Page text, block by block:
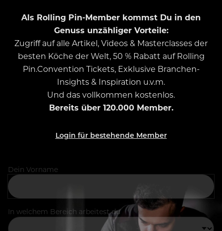
Als Rolling Pin-Member kommst Du in den
Genuss unzähliger Vorteile:
Zugriff auf alle Artikel, Videos & Masterclasses der
besten Köche der Welt, 50 % Rabatt auf Rolling
Pin.Convention Tickets, Exklusive Branchen-
Insights & Inspiration u.v.m.
Und das vollkommen kostenlos.
Bereits über 120.000 Member.
Login für bestehende Member
Dein Vorname
In welchem Bereich arbeitest du